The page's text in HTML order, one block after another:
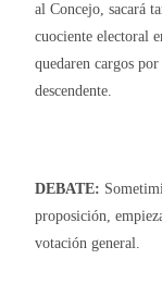
al Concejo, sacará
cuociente electoral
quedaren cargos
descendente.
DEBATE:
proposición,
votación general.